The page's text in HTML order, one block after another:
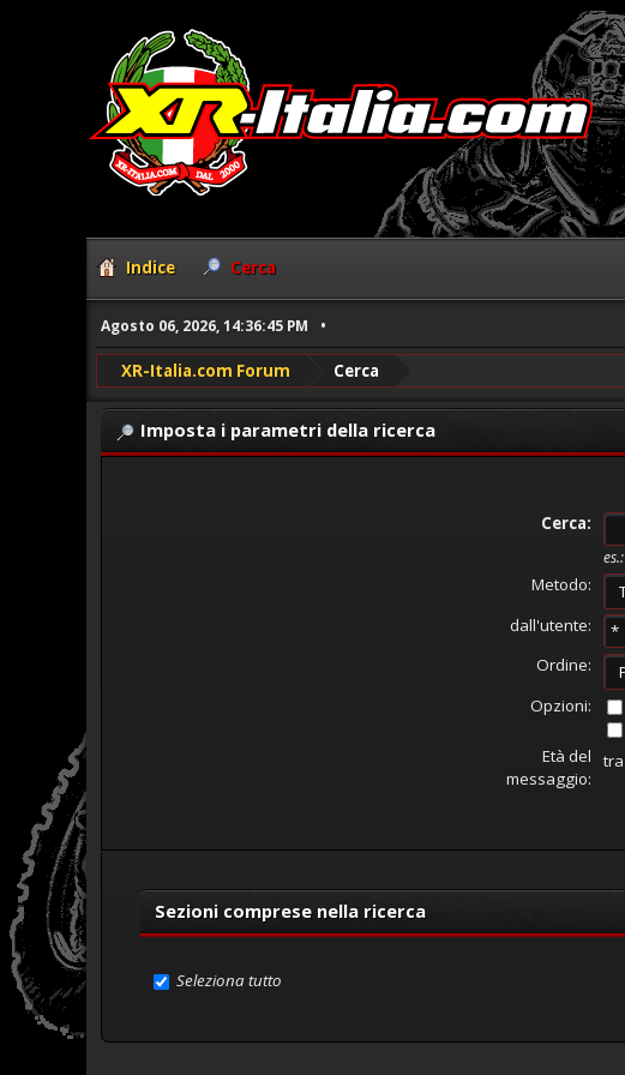
Indice Cerca
Agosto 06, 2026, 14:36:45 PM
XR-Italia.com Forum Cerca
Imposta i parametri della ricerca
Cerca:
es.:
Metodo:
dall'utente:
Ordine:
Opzioni:
Età del
messaggio:
tra
Sezioni comprese nella ricerca
Seleziona tutto